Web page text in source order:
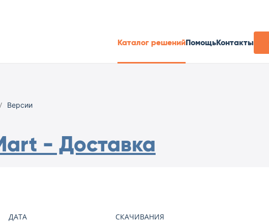
Каталог решенийПомощьКонтакты
Версии
- Доставка
ДАТА СКАЧИВАНИЯ